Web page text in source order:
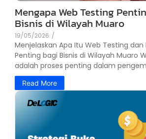
Mengapa Web Testing
Bisnis di Wilayah Muaro
19/05/2026 /
Menjelaskan Apa Itu Web Testing dan
Penting bagi Bisnis di Wilayah Muaro
adalah proses penting dalam
Read More